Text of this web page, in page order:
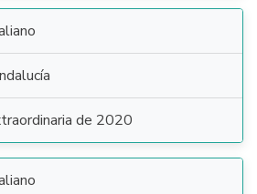
de 2020